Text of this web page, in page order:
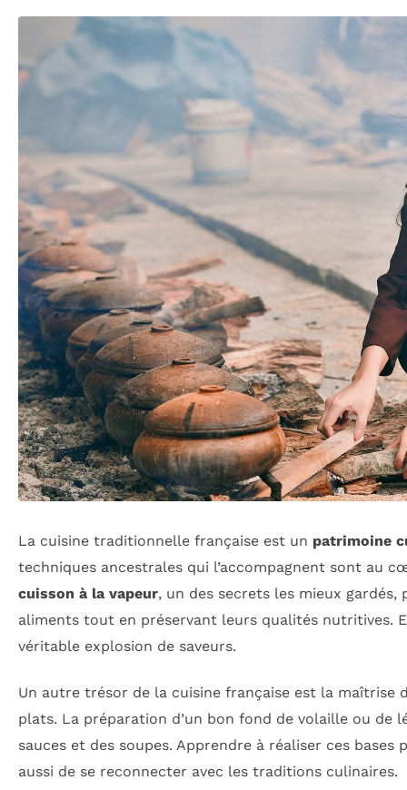
La cuisine traditionnelle française est un patrimoine
techniques ancestrales qui l’accompagnent sont au
cuisson à la vapeur, un des secrets les mieux
aliments tout en préservant leurs qualités nutritives.
véritable explosion de saveurs.
Un autre trésor de la cuisine française est la maîtrise
plats. La préparation d’un bon fond de volaille ou de
sauces et des soupes. Apprendre à réaliser ces
aussi de se reconnecter avec les traditions culinaires.